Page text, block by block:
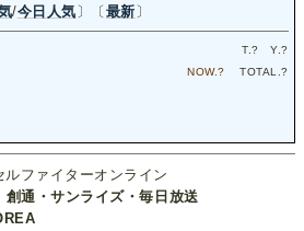
/今日人気 〕〔 最新 〕
T.? Y.?
NOW.? TOTAL.?
ファイターオンライン
通・サンライズ・毎日放送